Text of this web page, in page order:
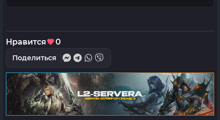
Нравится 0
Поделиться